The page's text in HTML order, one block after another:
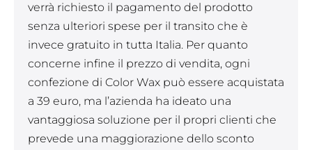
verrà richiesto il pagamento del prodotto
senza ulteriori spese per il transito che è
invece gratuito in tutta Italia. Per quanto
concerne infine il prezzo di vendita, ogni
confezione di Color Wax può essere acquistata
a 39 euro, ma l’azienda ha ideato una
vantaggiosa soluzione per il propri clienti che
prevede una maggiorazione dello sconto